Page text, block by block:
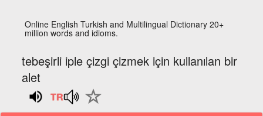
Online English Turkish and Multilingual Dictionary 20+
million words and idioms.
tebeşirli iple çizgi çizmek için kullanılan bir
alet